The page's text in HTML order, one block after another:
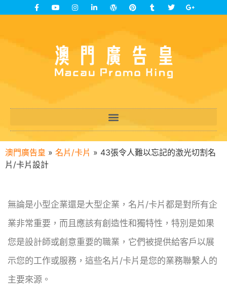
澳門廣告皇 » 名片/卡片 » 43張令人難以忘記的激光切割名
片/卡片設計
無論是小型企業還是大型企業，名片/卡片都是對所有企
業非常重要，而且應該有創造性和獨特性，特別是如果
您是設計師或創意重要的職業，它們被提供給客戶以展
示您的工作或服務，這些名片/卡片是您的業務聯繫人的
主要來源。